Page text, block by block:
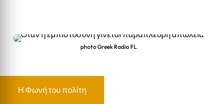
photo Greek Radio FL
Η Φωνή του πολίτη